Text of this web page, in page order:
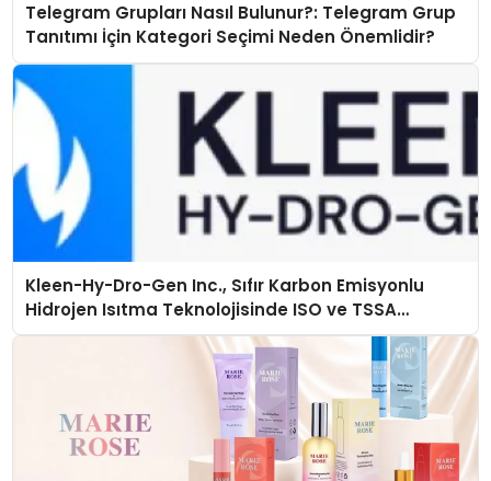
Telegram Grupları Nasıl Bulunur?: Telegram Grup
Tanıtımı İçin Kategori Seçimi Neden Önemlidir?
Kleen-Hy-Dro-Gen Inc., Sıfır Karbon Emisyonlu
Hidrojen Isıtma Teknolojisinde ISO ve TSSA
Düzenleyici Onaylarını Aldı